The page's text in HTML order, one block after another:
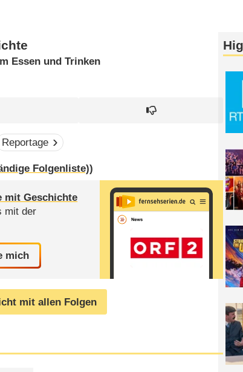
Essen und Trinken
Reportage
Folgenliste))
mit Geschichte
mit der
mich
mit allen Folgen